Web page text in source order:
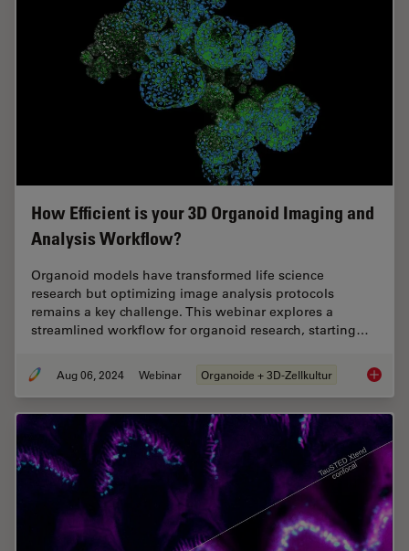
How Efficient is your 3D Organoid Imaging and
Analysis Workflow?
Organoid models have transformed life science
research but optimizing image analysis protocols
remains a key challenge. This webinar explores a
streamlined workflow for organoid research, starting…
Aug 06, 2024 Webinar Organoide + 3D-Zellkultur How